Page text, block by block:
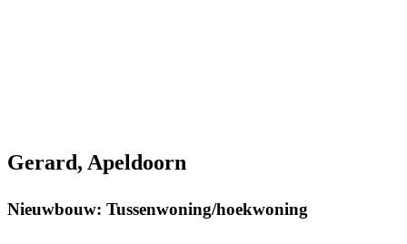
Gerard, Apeldoorn
Nieuwbouw: Tussenwoning/hoekwoning